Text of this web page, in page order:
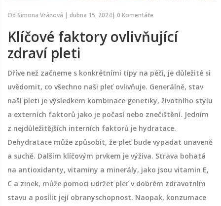
Od Simona Vránová | dubna 15, 2024| 0 Komentáře
Klíčové faktory ovlivňující
zdraví pleti
Dříve než začneme s konkrétními tipy na péči, je důležité si
uvědomit, co všechno naši pleť ovlivňuje. Generálně, stav
naší pleti je výsledkem kombinace genetiky, životního stylu
a externích faktorů jako je počasí nebo znečištění. Jedním
z nejdůležitějších interních faktorů je hydratace.
Dehydratace může způsobit, že pleť bude vypadat unaveně
a suchě. Dalším klíčovým prvkem je výživa. Strava bohatá
na antioxidanty, vitaminy a minerály, jako jsou vitamin E,
C a zinek, může pomoci udržet pleť v dobrém zdravotním
stavu a posílit její obranyschopnost. Naopak, konzumace